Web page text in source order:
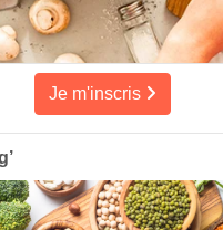
Je m'inscris